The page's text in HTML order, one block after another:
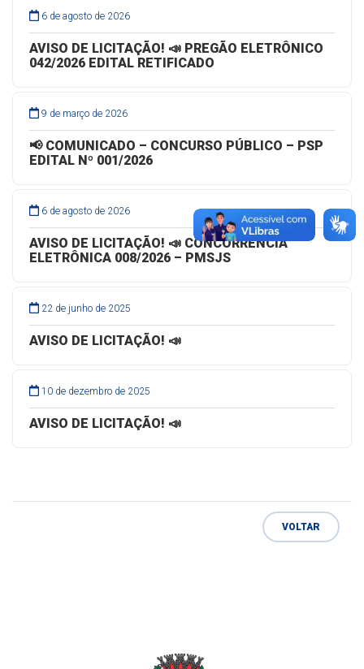
6 de agosto de 2026
AVISO DE LICITAÇÃO! 📣 PREGÃO ELETRÔNICO
042/2026 EDITAL RETIFICADO
9 de março de 2026
📢 COMUNICADO – CONCURSO PÚBLICO – PSP
EDITAL Nº 001/2026
6 de agosto de 2026
AVISO DE LICITAÇÃO! 📣 CONCORRÊNCIA
ELETRÔNICA 008/2026 – PMSJS
22 de junho de 2025
AVISO DE LICITAÇÃO! 📣
10 de dezembro de 2025
AVISO DE LICITAÇÃO! 📣
VOLTAR